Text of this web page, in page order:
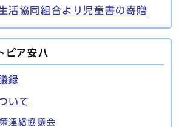
活協同組合より児童書の寄贈
ピア安八
録
いて
連絡協議会